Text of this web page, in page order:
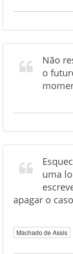
Não
o
uma
apagar o
Machado de Assis